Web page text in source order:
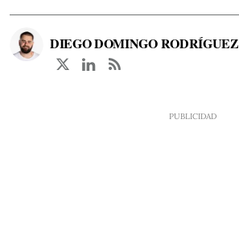
DIEGO DOMINGO RODRÍGUEZ